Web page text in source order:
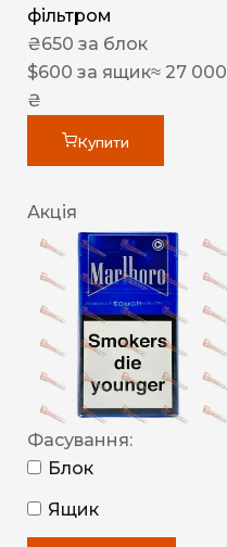
фільтром
₴650 за блок
$600 за ящик≈ 27 000
₴
Купити
Акція
Фасування:
Блок
Ящик